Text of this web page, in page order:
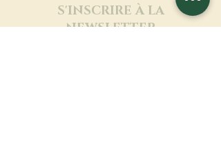
S'INSCRIRE À LA
NEWSLETTER